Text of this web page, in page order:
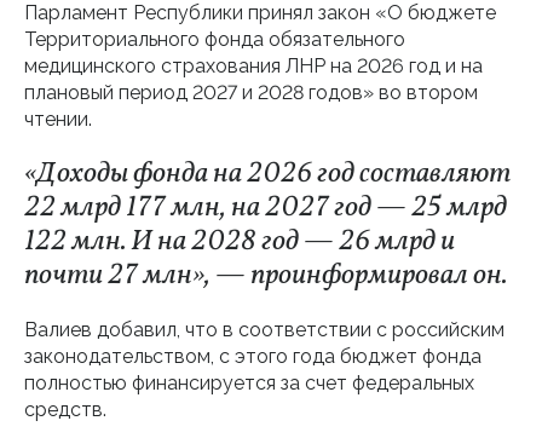
Парламент Республики принял закон «О бюджете
Территориального фонда обязательного
медицинского страхования ЛНР на 2026 год и на
плановый период 2027 и 2028 годов» во втором
чтении.
«Доходы фонда на 2026 год составляют
22 млрд 177 млн, на 2027 год — 25 млрд
122 млн. И на 2028 год — 26 млрд и
почти 27 млн», — проинформировал он.
Валиев добавил, что в соответствии с российским
законодательством, с этого года бюджет фонда
полностью финансируется за счет федеральных
средств.